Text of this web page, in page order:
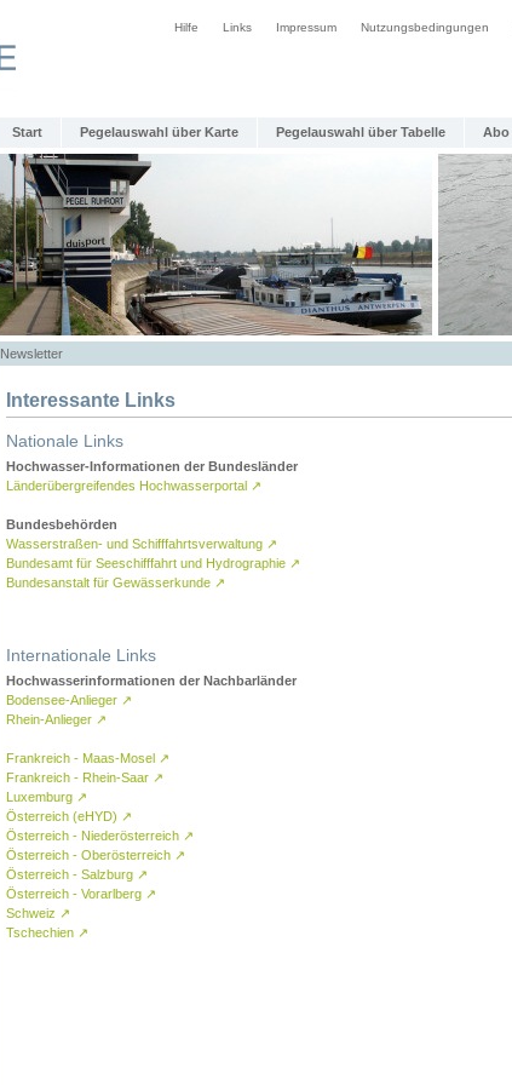
Hilfe Links Impressum Nutzungsbedingungen
Start Pegelauswahl über Karte Pegelauswahl über Tabelle Abo
Newsletter
Interessante Links
Nationale Links
Hochwasser-Informationen der Bundesländer
Länderübergreifendes Hochwasserportal ↗
Bundesbehörden
Wasserstraßen- und Schifffahrtsverwaltung ↗
Bundesamt für Seeschifffahrt und Hydrographie ↗
Bundesanstalt für Gewässerkunde ↗
Internationale Links
Hochwasserinformationen der Nachbarländer
Bodensee-Anlieger ↗
Rhein-Anlieger ↗
Frankreich - Maas-Mosel ↗
Frankreich - Rhein-Saar ↗
Luxemburg ↗
Österreich (eHYD) ↗
Österreich - Niederösterreich ↗
Österreich - Oberösterreich ↗
Österreich - Salzburg ↗
Österreich - Vorarlberg ↗
Schweiz ↗
Tschechien ↗